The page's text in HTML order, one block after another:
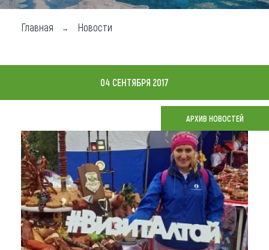
Где побывать
Чем заняться
Где остановиться
Новости
Что привезти (сувениры)
О регионе
Коллекция впечатлений
Главная Новости
04 СЕНТЯБРЯ 2017
АРХИВ НОВОСТЕЙ